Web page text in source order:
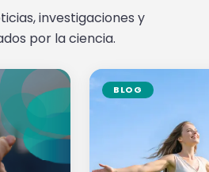
investigaciones y
por la ciencia.
BLOG